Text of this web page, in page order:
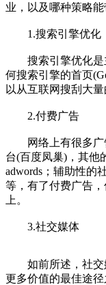
业，以及哪种策略能
1.搜索引擎优化
搜索引擎优化是
何搜索引擎的首页
以从互联网搜刮大量
2.付费广告
网络上有很多广
台(百度凤巢)，其他
adwords；辅助性的
等，有了付费广告
上。
3.社交媒体
如前所述，社交
更多价值的最佳途